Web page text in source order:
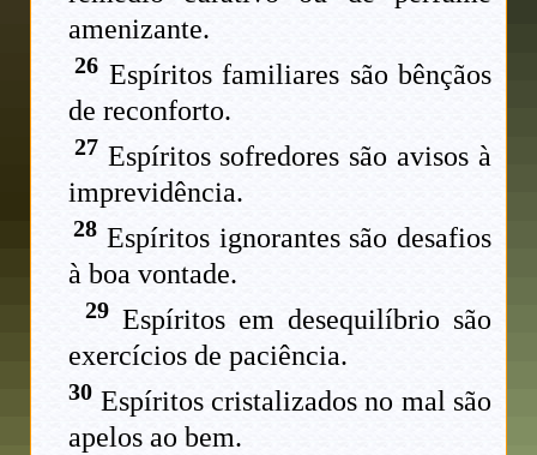
amenizante.
26 Espíritos familiares são bênçãos
de reconforto.
27 Espíritos sofredores são avisos à
imprevidência.
28 Espíritos ignorantes são desafios
à boa vontade.
29 Espíritos em desequilíbrio são
exercícios de paciência.
30 Espíritos cristalizados no mal são
apelos ao bem.